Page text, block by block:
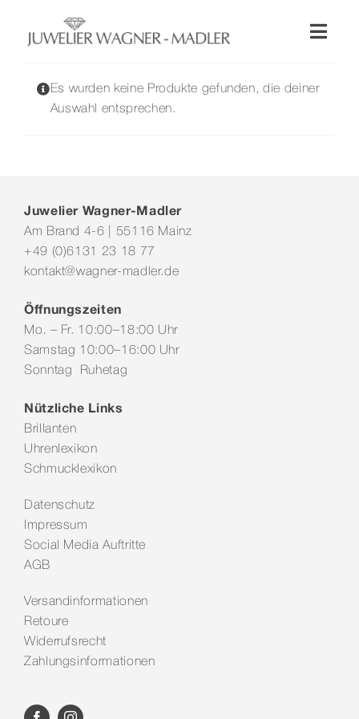
springen
Wellendorff
Service & Leistungen
Es wurden keine Produkte gefunden, die deiner
Auswahl entsprechen.
Juwelier Wagner-Madler
Am Brand 4-6 | 55116 Mainz
+49 (0)6131 23 18 77
kontakt@wagner-madler.de
Öffnungszeiten
Mo. – Fr. 10:00–18:00 Uhr
Samstag 10:00–16:00 Uhr
Sonntag Ruhetag
Nützliche Links
Brillanten
Uhrenlexikon
Schmucklexikon
Datenschutz
Impressum
Social Media Auftritte
AGB
Versandinformationen
Retoure
Widerrufsrecht
Zahlungsinformationen